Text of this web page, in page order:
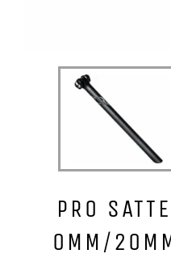
PRO
0MM/